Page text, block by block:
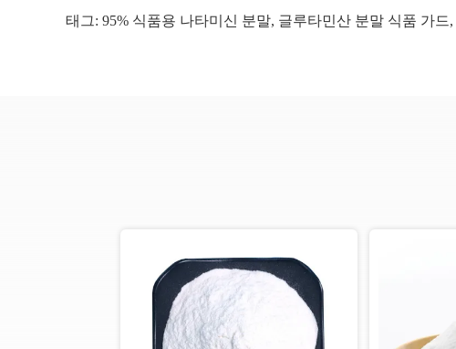
태그: 95% 식품용 나타미신 분말, 글루타민산 분말 식품 가드,